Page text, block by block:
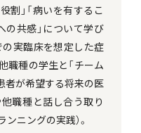
割」「病いを有するこ
共感」について学び
実臨床を想定した症
職種の学生と「チーム
者が希望する将来の医
職種と話し合う取り
ンニングの実践）。